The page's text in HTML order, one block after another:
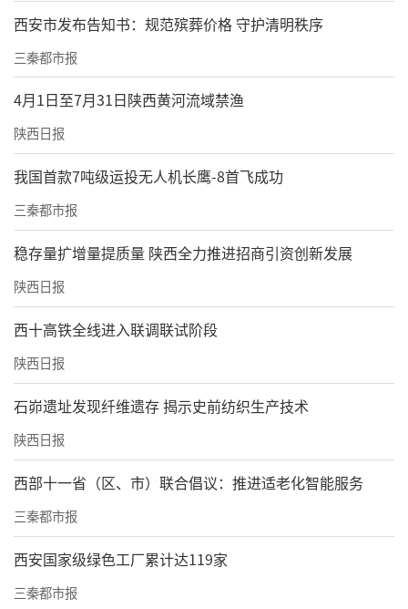
西安市发布告知书：规范殡葬价格 守护清明秩序
三秦都市报
4月1日至7月31日陕西黄河流域禁渔
陕西日报
我国首款7吨级运投无人机长鹰-8首飞成功
三秦都市报
稳存量扩增量提质量 陕西全力推进招商引资创新发展
陕西日报
西十高铁全线进入联调联试阶段
陕西日报
石峁遗址发现纤维遗存 揭示史前纺织生产技术
陕西日报
西部十一省（区、市）联合倡议：推进适老化智能服务
三秦都市报
西安国家级绿色工厂累计达119家
三秦都市报